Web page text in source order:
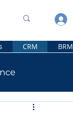
CRM BRM